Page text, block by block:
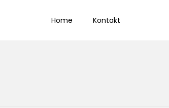
Home Kontakt